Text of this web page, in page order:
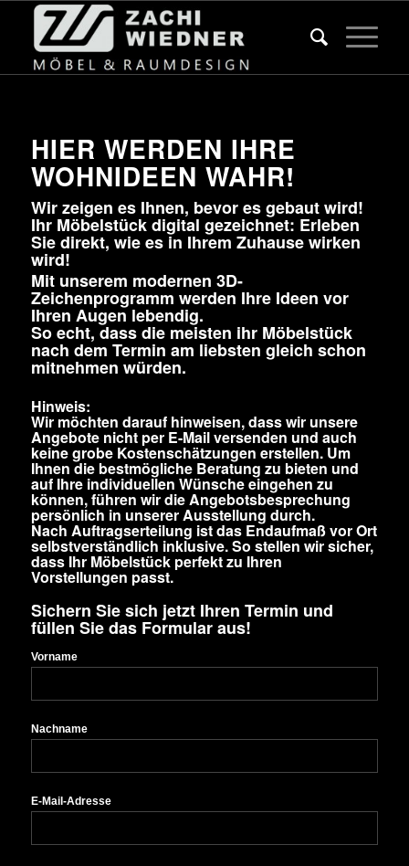
HIER WERDEN IHRE
WOHNIDEEN WAHR!
Wir zeigen es Ihnen, bevor es gebaut wird!
Ihr Möbelstück digital gezeichnet: Erleben
Sie direkt, wie es in Ihrem Zuhause wirken
wird!
Mit unserem modernen 3D-
Zeichenprogramm werden Ihre Ideen vor
Ihren Augen lebendig.
So echt, dass die meisten ihr Möbelstück
nach dem Termin am liebsten gleich schon
mitnehmen würden.
Hinweis:
Wir möchten darauf hinweisen, dass wir unsere
Angebote nicht per E-Mail versenden und auch
keine grobe Kostenschätzungen erstellen. Um
Ihnen die bestmögliche Beratung zu bieten und
auf Ihre individuellen Wünsche eingehen zu
können, führen wir die Angebotsbesprechung
persönlich in unserer Ausstellung durch.
Nach Auftragserteilung ist das Endaufmaß vor Ort
selbstverständlich inklusive. So stellen wir sicher,
dass Ihr Möbelstück perfekt zu Ihren
Vorstellungen passt.
Sichern Sie sich jetzt Ihren Termin und
füllen Sie das Formular aus!
Vorname
Nachname
E-Mail-Adresse